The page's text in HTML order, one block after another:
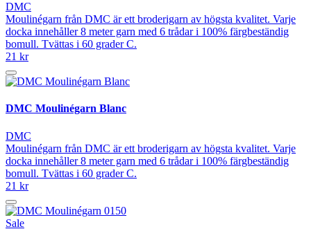
DMC
Moulinégarn från DMC är ett broderigarn av högsta kvalitet. Varje
docka innehåller 8 meter garn med 6 trådar i 100% färgbeständig
bomull. Tvättas i 60 grader C.
21 kr
DMC Moulinégarn Blanc
DMC
Moulinégarn från DMC är ett broderigarn av högsta kvalitet. Varje
docka innehåller 8 meter garn med 6 trådar i 100% färgbeständig
bomull. Tvättas i 60 grader C.
21 kr
Sale